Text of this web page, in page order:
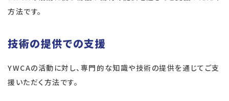
方法です。
技術の提供での支援
YWCAの活動に対し、専門的な知識や技術の提供を通じてご支
援いただく方法です。